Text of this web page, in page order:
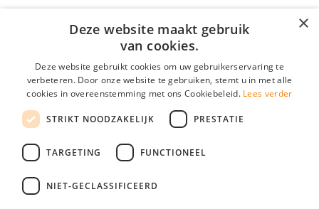
Vacatures
Over Vacatures Overheid Online
YoungCapital IOS App
YoungCapital Android App
Hoofdkantoor Hoofddorp
Social
×
Deze website maakt gebruik
van cookies.
Deze website gebruikt cookies om uw gebruikerservaring te
verbeteren. Door onze website te gebruiken, stemt u in met alle
cookies in overeenstemming met ons Cookiebeleid. Lees verder
STRIKT NOODZAKELIJK PRESTATIE
TARGETING FUNCTIONEEL
NIET-GECLASSIFICEERD